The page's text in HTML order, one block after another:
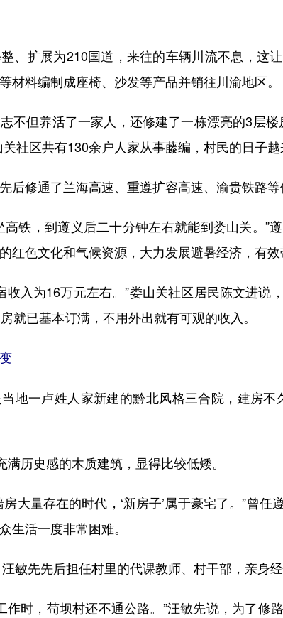
扩展为210国道，来往的车辆川流不息，这
材料编制成座椅、沙发等产品并销往川渝地区。
但养活了一家人，还修建了一栋漂亮的3层楼
社区共有130余户人家从事藤编，村民的日子越
修通了兰海高速、重遵扩容高速、渝贵铁路等
铁，到遵义后二十分钟左右就能到娄山关。”
红色文化和气候资源，大力发展避暑经济，有效
入为16万元左右。”娄山关社区居民陈文进说
就已基本订满，不用外出就有可观的收入。
一卢姓人家新建的黔北风格三合院，建房不
历史感的木质建筑，显得比较低矮。
量存在的时代，‘新房子’属于豪宅了。”曾任
生活一度非常困难。
先先后担任村里的代课教师、村干部，亲身经
时，苟坝村还不通公路。”汪敏先说，为了修